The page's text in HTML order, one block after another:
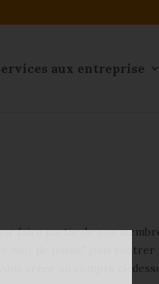
aux entreprise
faire partie de nos
mot de passe" puis
créer un compte ci-